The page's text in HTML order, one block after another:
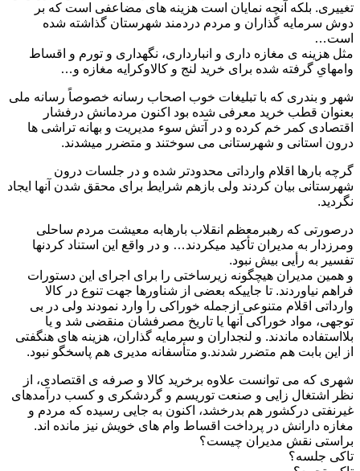
تغییری. بلکه آنچه نمایان است هزینه های مضاعفی است که بر
دوش سرمایه گذاران و مردم دردمند شهرستان گذاشته شده
است…
مثل هزینه ی مغازه داری و انبارداری، نگهداری و تورم و اقساط
وامهایِ گرفته شده برای خرید لنج و کالاوکرایه مغازه و…
شهر و بندری که با تبلیغات خوب اصحاب رسانه خصوصاً رسانه ملی
بعنوان قطب خرید معرفی شده بود اکنون مردمانش درفشار
اقتصادی کمر خم کرده و در آتش سوء مدیریت و بهانه تراشی ها
درون استانی و شهرستانی می سوختند و متضرر میشدند.
گرچه بارها اقلام وارداتی محدودتر شده و در جلسات درون
شهرستانی بیان کردند ولی بازهم شرایط برای محقق شدن آنها ایجاد
نگردید.
درصورتی که رهبرمعظم انقلاب بارهابه معیشت مردم ساحلی
ومرزدار به مدیران تأکید میکردند… و در واقع این استناد کردنها
تفسیر به رأیی بیش نبود.
و همین مدیران هیچگونه زیرساختی را برای اجرای این دستورات
فراهم نیاوردند. تا جاییکه بعضی از شناورها جهت تنوع در کالا
وارداتی اقلام متنوعی ازجمله خوراکی را وارد نمودند ولی در بی
توجهی، مواد خوراکی آنها یا تاریخ مصرفشان منقضی شد و یا
بلااستفاده ماندند. و لنجداران و سرمایه گذاران، هزینه های هنگفتی
از این بابت هم متضرر شدند.و متأسفانه مدیری هم پاسخگو نبود.
شهری که می توانست علاوه برخرید کالا و صرفه ی اقتصادی، از
نظر اشتغال زایی و صنعت توریسم و گردشکری و کسب درآمدهای
غیرنفتی درکشور هم بدرخشد، اکنون به جایی رسیده که مردم و
مغازه دارانش در پرداخت اقساط وام های خویش نیز مانده اند.
براستی نقش مدیران چیست؟
تاکی جلسه؟